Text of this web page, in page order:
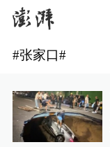
#张家口#